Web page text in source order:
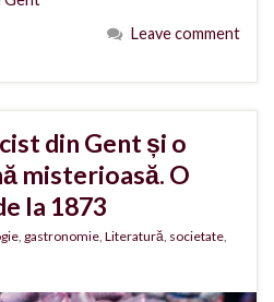
Leave comment
din Gent și o
misterioasă. O
la 1873
, gastronomie, Literatură, societate,